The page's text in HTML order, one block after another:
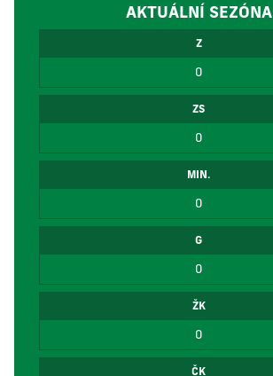
AKTUÁLNÍ SEZÓNA
Z
0
ZS
0
MIN.
0
G
0
ŽK
0
ČK